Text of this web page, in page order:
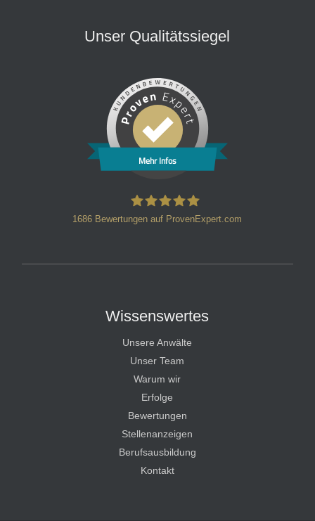
Unser Qualitätssiegel
Mehr Infos
1686 Bewertungen auf ProvenExpert.com
Wissenswertes
Unsere Anwälte
Unser Team
Warum wir
Erfolge
Bewertungen
Stellenanzeigen
Berufsausbildung
Kontakt